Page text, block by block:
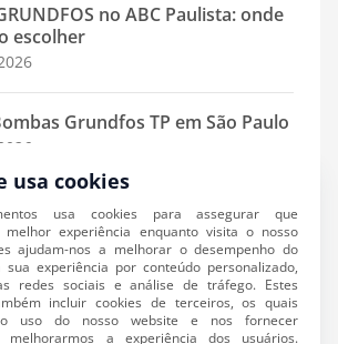
usa cookies
usa cookies para assegurar que
melhor experiência enquanto visita o nosso
ajudam-nos a melhorar o desempenho do
experiência por conteúdo personalizado,
redes sociais e análise de tráfego. Estes
incluir cookies de terceiros, os quais
uso do nosso website e nos fornecer
melhorarmos a experiência dos usuários.
no ABC Paulista: onde
escolher
Grundfos TP em São Paulo
Bombas Grundfos: TP, Hydro
qual escolher?